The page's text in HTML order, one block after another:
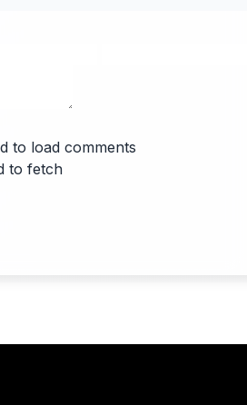
to load comments
to fetch